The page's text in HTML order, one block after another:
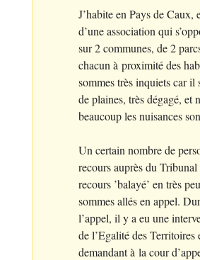
J’habite en Pays de Caux,
d’une association qui
sur 2 communes, de 2
chacun à proximité des
sommes très inquiets car il
de plaines, très dégagé, et
beaucoup les nuisances
Un certain nombre de
recours auprès du
recours ’balayé’ en très
sommes allés en appel.
l’appel, il y a eu une
de l’Egalité des Territoires
demandant à la cour